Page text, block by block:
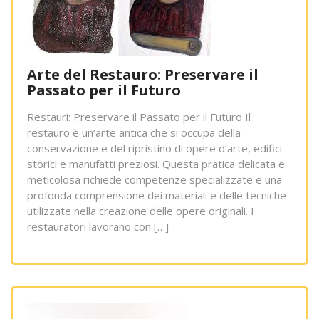
Arte del Restauro: Preservare il
Passato per il Futuro
Restauri: Preservare il Passato per il Futuro Il
restauro è un’arte antica che si occupa della
conservazione e del ripristino di opere d’arte, edifici
storici e manufatti preziosi. Questa pratica delicata e
meticolosa richiede competenze specializzate e una
profonda comprensione dei materiali e delle tecniche
utilizzate nella creazione delle opere originali. I
restauratori lavorano con […]